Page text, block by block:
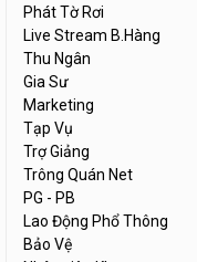
Phát Tờ Rơi
Live Stream B.Hàng
Thu Ngân
Gia Sư
Marketing
Tạp Vụ
Trợ Giảng
Trông Quán Net
PG - PB
Lao Động Phổ Thông
Bảo Vệ